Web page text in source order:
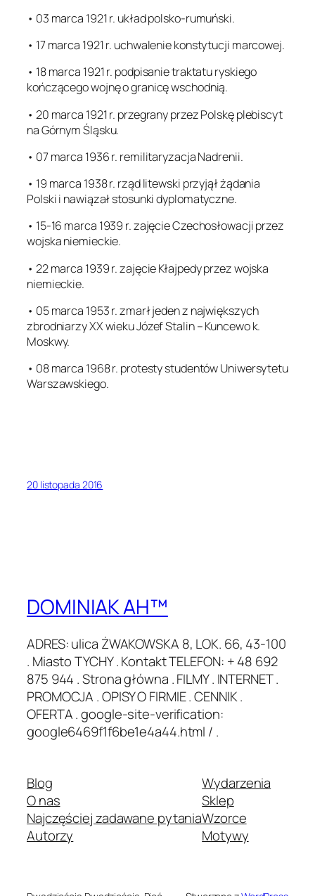
• 03 marca 1921 r. układ polsko-rumuński.
• 17 marca 1921 r. uchwalenie konstytucji marcowej.
• 18 marca 1921 r. podpisanie traktatu ryskiego
kończącego wojnę o granicę wschodnią.
• 20 marca 1921 r. przegrany przez Polskę plebiscyt
na Górnym Śląsku.
• 07 marca 1936 r. remilitaryzacja Nadrenii.
• 19 marca 1938 r. rząd litewski przyjął żądania
Polski i nawiązał stosunki dyplomatyczne.
• 15-16 marca 1939 r. zajęcie Czechosłowacji przez
wojska niemieckie.
• 22 marca 1939 r. zajęcie Kłajpedy przez wojska
niemieckie.
• 05 marca 1953 r. zmarł jeden z największych
zbrodniarzy XX wieku Józef Stalin – Kuncewo k.
Moskwy.
• 08 marca 1968 r. protesty studentów Uniwersytetu
Warszawskiego.
20 listopada 2016
DOMINIAK AH™
ADRES: ulica ŻWAKOWSKA 8, LOK. 66, 43-100
. Miasto TYCHY . Kontakt TELEFON: + 48 692
875 944 . Strona główna . FILMY . INTERNET .
PROMOCJA . OPISY O FIRMIE . CENNIK .
OFERTA . google-site-verification:
google6469f1f6be1e4a44.html / .
Blog
O nas
Najczęściej zadawane pytania
Autorzy
Wydarzenia
Sklep
Wzorce
Motywy